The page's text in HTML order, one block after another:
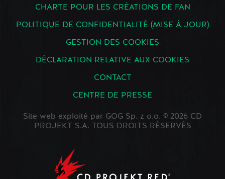
CHARTE POUR LES CRÉATIONS DE FAN
POLITIQUE DE CONFIDENTIALITÉ (MISE À JOUR)
GESTION DES COOKIES
DÉCLARATION RELATIVE AUX COOKIES
CONTACT
CENTRE DE PRESSE
Site web exploité par GOG Sp. z o.o. © 2026 CD
PROJEKT S.A. TOUS DROITS RÉSERVÉS